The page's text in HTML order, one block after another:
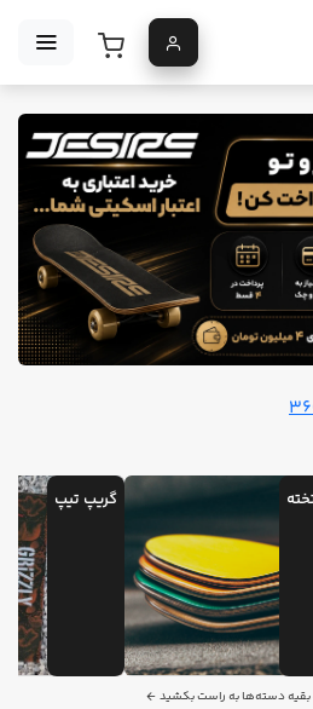
گریپ تیپ
دسته‌ها به راست بکشید